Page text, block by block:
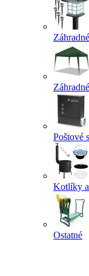
Poštové
Kotlíky
Ostatné